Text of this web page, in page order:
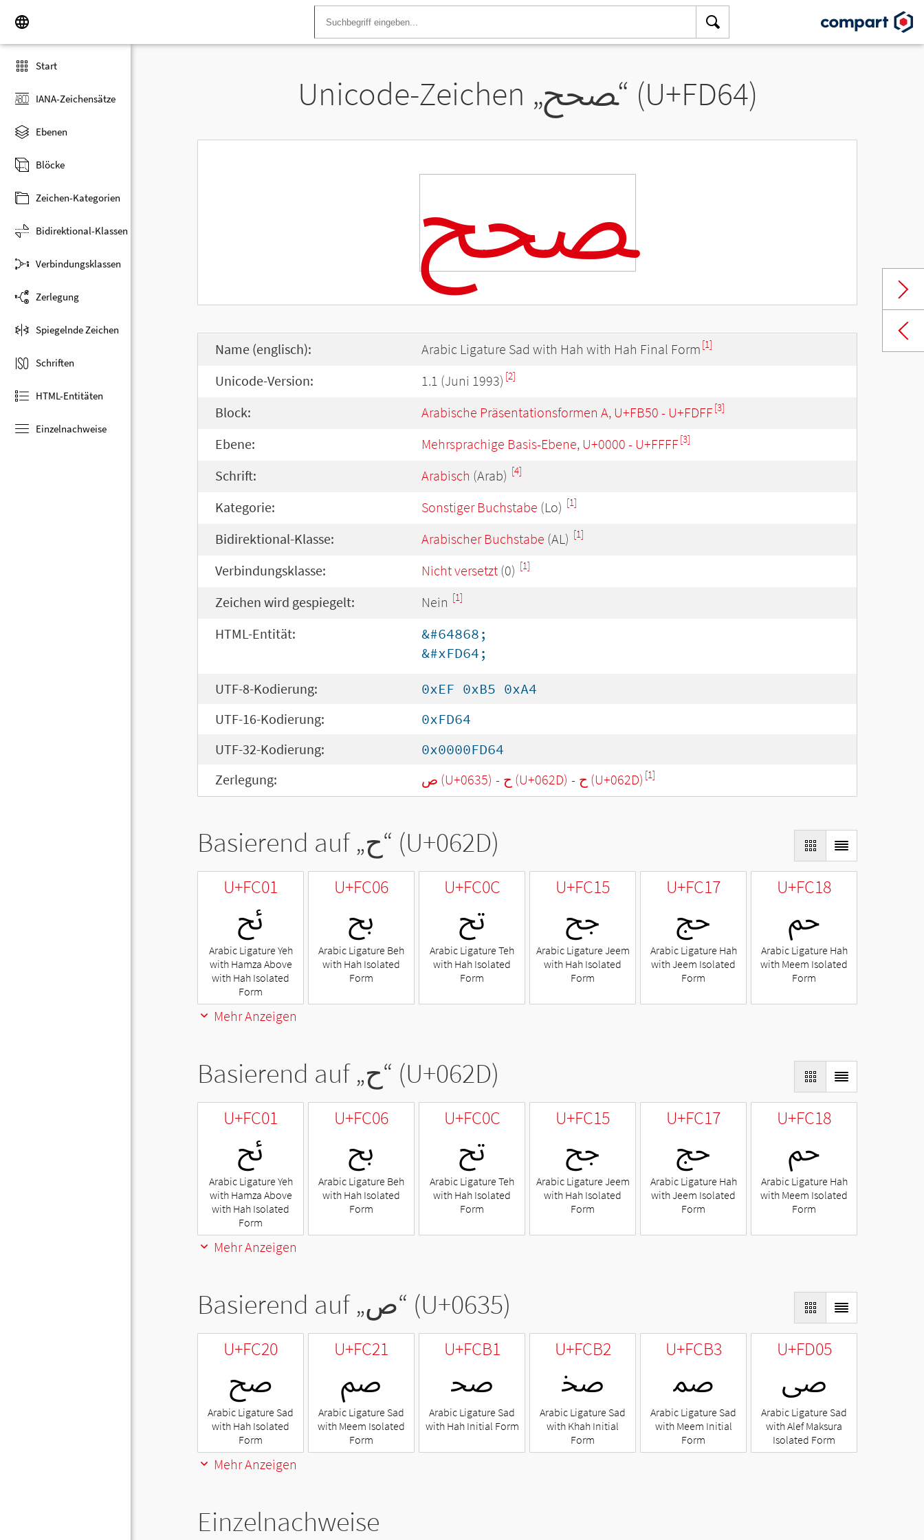
Start
IANA-Zeichensätze
Ebenen
Blöcke
Zeichen-Kategorien
Bidirektional-Klassen
Verbindungsklassen
Zerlegung
Spiegelnde Zeichen
Schriften
HTML-Entitäten
Einzelnachweise
Unicode-Zeichen „ﵤ“ (U+FD64)
ﵤ
Name (englisch): Arabic Ligature Sad with Hah with Hah Final Form [1]
Unicode-Version: 1.1 (Juni 1993) [2]
Block: Arabische Präsentationsformen A, U+FB50 - U+FDFF[3]
Ebene: Mehrsprachige Basis-Ebene, U+0000 - U+FFFF[3]
Schrift: Arabisch (Arab) [4]
Kategorie: Sonstiger Buchstabe (Lo) [1]
Bidirektional-Klasse: Arabischer Buchstabe (AL) [1]
Verbindungsklasse: Nicht versetzt (0) [1]
Zeichen wird gespiegelt: Nein [1]
HTML-Entität:
&#64868;
&#xFD64;
UTF-8-Kodierung:
0xEF 0xB5 0xA4
UTF-16-Kodierung:
0xFD64
UTF-32-Kodierung:
0x0000FD64
Zerlegung:
ص (U+0635) - ح (U+062D) - ح (U+062D) [1]
Basierend auf „ح“ (U+062D)
U+FC01
ﰁ
Arabic Ligature Yeh
with Hamza Above
with Hah Isolated
Form
U+FC06
ﰆ
Arabic Ligature Beh
with Hah Isolated
Form
U+FC0C
ﰌ
Arabic Ligature Teh
with Hah Isolated
Form
U+FC15
ﰕ
Arabic Ligature Jeem
with Hah Isolated
Form
U+FC17
ﰗ
Arabic Ligature Hah
with Jeem Isolated
Form
U+FC18
ﰘ
Arabic Ligature Hah
with Meem Isolated
Form
Mehr Anzeigen
Basierend auf „ح“ (U+062D)
U+FC01
ﰁ
Arabic Ligature Yeh
with Hamza Above
with Hah Isolated
Form
U+FC06
ﰆ
Arabic Ligature Beh
with Hah Isolated
Form
U+FC0C
ﰌ
Arabic Ligature Teh
with Hah Isolated
Form
U+FC15
ﰕ
Arabic Ligature Jeem
with Hah Isolated
Form
U+FC17
ﰗ
Arabic Ligature Hah
with Jeem Isolated
Form
U+FC18
ﰘ
Arabic Ligature Hah
with Meem Isolated
Form
Mehr Anzeigen
Basierend auf „ص“ (U+0635)
U+FC20
ﰠ
Arabic Ligature Sad
with Hah Isolated
Form
U+FC21
ﰡ
Arabic Ligature Sad
with Meem Isolated
Form
U+FCB1
ﲱ
Arabic Ligature Sad
with Hah Initial Form
U+FCB2
ﲲ
Arabic Ligature Sad
with Khah Initial
Form
U+FCB3
ﲳ
Arabic Ligature Sad
with Meem Initial
Form
U+FD05
ﴅ
Arabic Ligature Sad
with Alef Maksura
Isolated Form
Mehr Anzeigen
Einzelnachweise